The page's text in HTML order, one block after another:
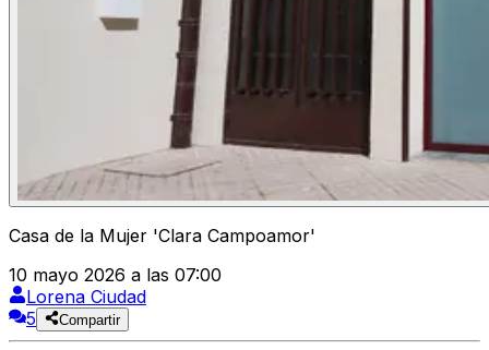
Casa de la Mujer 'Clara Campoamor'
10 mayo 2026 a las 07:00
Lorena Ciudad
5
Compartir